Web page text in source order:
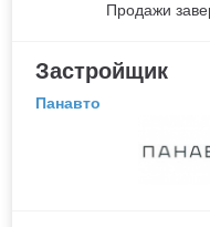
Продажи
Застройщик
Панавто